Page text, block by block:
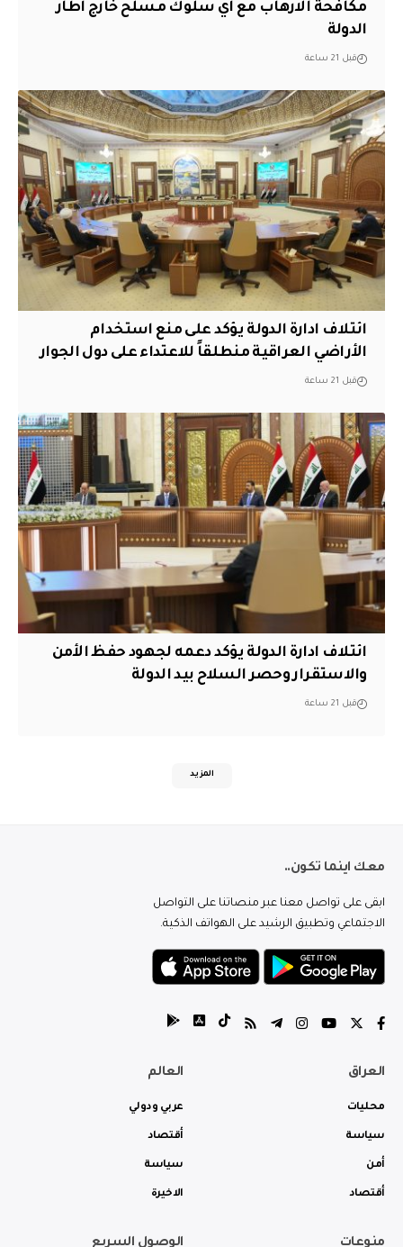
مكافحة الارهاب مع اي سلوك مسلح خارج اطار
الدولة
قبل 21 ساعة
ائتلاف ادارة الدولة يؤكد على منع استخدام
الأراضي العراقية منطلقاً للاعتداء على دول الجوار
قبل 21 ساعة
ائتلاف ادارة الدولة يؤكد دعمه لجهود حفظ الأمن
والاستقرار وحصر السلاح بيد الدولة
قبل 21 ساعة
المزيد
معك اينما تكون..
ابقى على تواصل معنا عبر منصاتنا على التواصل
الاجتماعي وتطبيق الرشيد على الهواتف الذكية.
العراق
محليات
سياسة
أمن
أقتصاد
العالم
عربي ودولي
أقتصاد
سياسة
الاخيرة
منوعات الوصول السريع